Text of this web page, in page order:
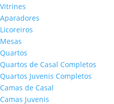
Vitrines
Aparadores
Licoreiros
Mesas
Quartos
Quartos de Casal Completos
Quartos Juvenis Completos
Camas de Casal
Camas Juvenis